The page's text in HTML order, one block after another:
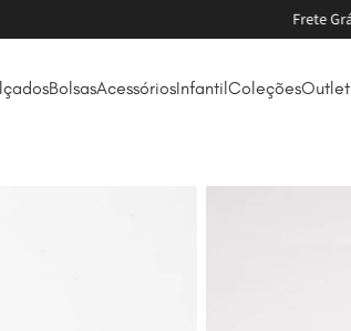
BolsasAcessóriosInfantilColeçõesOutlet